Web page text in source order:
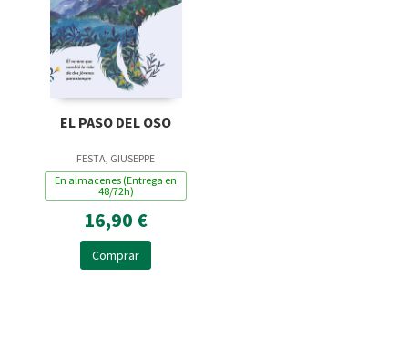
EL PASO DEL OSO
FESTA, GIUSEPPE
En almacenes (Entrega en
48/72h)
16,90 €
Comprar